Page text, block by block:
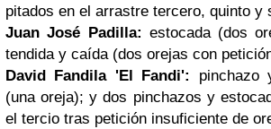
pitados en el arrastre tercero, quinto y
Juan José Padilla: estocada (dos
tendida y caída (dos orejas con
David Fandila 'El Fandi':
pinchazo
(una oreja); y dos pinchazos y
el tercio tras petición insuficiente de